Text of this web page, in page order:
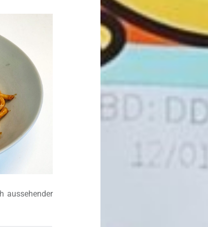
aussehender